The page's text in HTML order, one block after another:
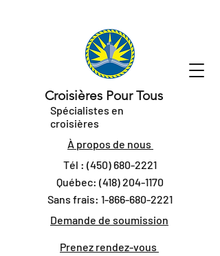
Croisières Pour Tous
Spécialistes en
croisières
À propos de nous
Tél : (450) 680-2221
Québec: (418) 204-1170
Sans frais: 1-866-680-2221
Demande de soumission
Prenez rendez-vous